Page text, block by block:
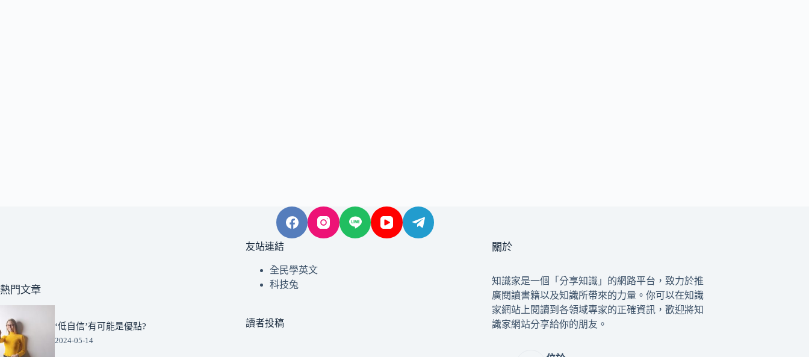
熱門文章
‘低自信’有可能是優點?
2024-05-14
友站連結
全民學英文
科技兔
讀者投稿
關於
知識家是一個「分享知識」的網路平台，致力於推
廣閱讀書籍以及知識所帶來的力量。你可以在知識
家網站上閱讀到各領域專家的正確資訊，歡迎將知
識家網站分享給你的朋友。